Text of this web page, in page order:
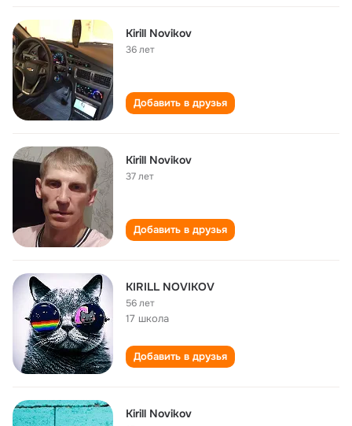
Kirill Novikov
36 лет
Добавить в друзья
Kirill Novikov
37 лет
Добавить в друзья
KIRILL NOVIKOV
56 лет
17 школа
Добавить в друзья
Kirill Novikov